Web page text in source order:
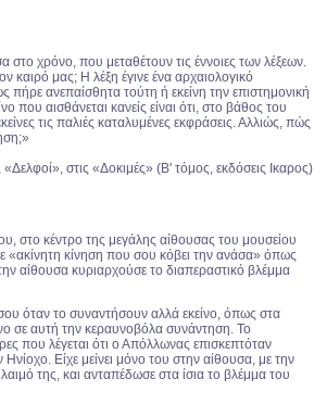
χρόνο, που μεταθέτουν τις έννοιες των λέξεων.
καιρό μας; Η λέξη έγινε ένα αρχαιολογικό
ανεπαίσθητα τούτη ή εκείνη την επιστημονική
που αισθάνεται κανείς είναι ότι, στο βάθος του
τις παλιές καταλυμένες εκφράσεις. Αλλιώς, πώς
στις «Δοκιμές» (Β' τόμος, εκδόσεις Ικαρος)
στο κέντρο της μεγάλης αίθουσας του μουσείου
«ακίνητη κίνηση που σου κόβει την ανάσα» όπως
αίθουσα κυριαρχούσε το διαπεραστικό βλέμμα
όταν το συναντήσουν αλλά εκείνο, όπως στα
σε αυτή την κεραυνοβόλα συνάντηση. Το
που λέγεται ότι ο Απόλλωνας επισκεπτόταν
Είχε μείνει μόνο του στην αίθουσα, με την
της, και ανταπέδωσε στα ίσια το βλέμμα του